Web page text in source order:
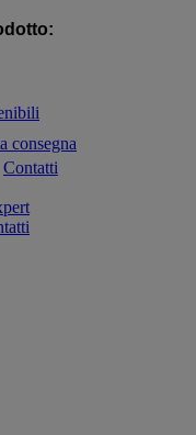
consegna
Contatti